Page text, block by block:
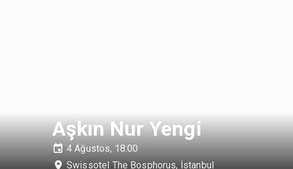
Aşkın Nur Yengi
4 Ağustos, 18:00
Swissotel The Bosphorus, İstanbul